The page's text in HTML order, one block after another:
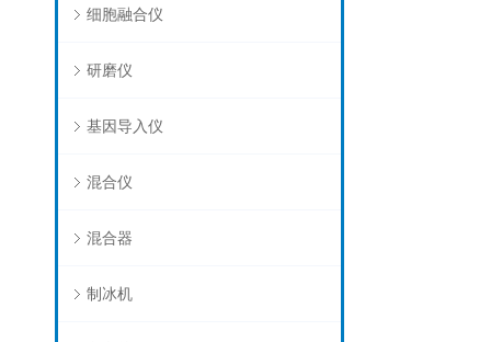
细胞融合仪
研磨仪
基因导入仪
混合仪
混合器
制冰机